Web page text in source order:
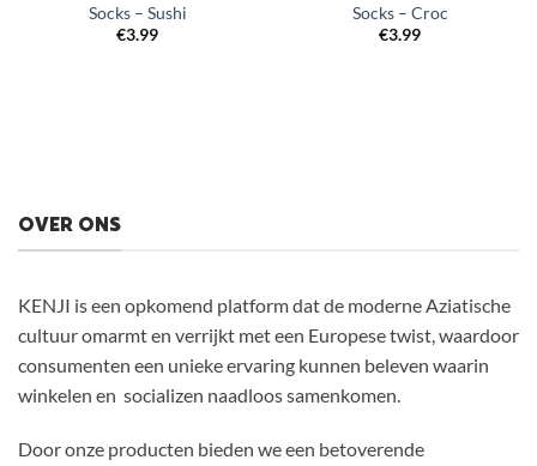
Socks – Sushi
€3.99
Socks – Croc
€3.99
OVER ONS
KENJI is een opkomend platform dat de moderne Aziatische
cultuur omarmt en verrijkt met een Europese twist, waardoor
consumenten een unieke ervaring kunnen beleven waarin
winkelen en socializen naadloos samenkomen.
Door onze producten bieden we een betoverende